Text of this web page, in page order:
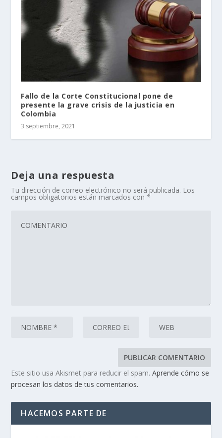
Fallo de la Corte Constitucional pone de
presente la grave crisis de la justicia en
Colombia
3 septiembre, 2021
Deja una respuesta
Tu dirección de correo electrónico no será publicada. Los
campos obligatorios están marcados con*
Este sitio usa Akismet para reducir el spam.Aprende cómo se
procesan los datos de tus comentarios.
HACEMOS PARTE DE